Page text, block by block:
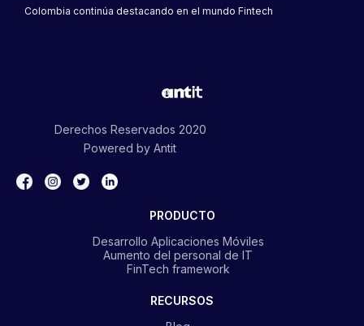
Colombia continúa destacando en el mundo Fintech
Derechos Reservados 2020
Powered by Antit
PRODUCTO
Desarrollo Aplicaciones Móviles
Aumento del personal de IT
FinTech framework
RECURSOS